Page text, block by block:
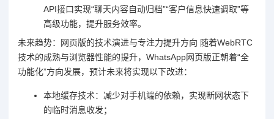
API接口实现“聊天内容自动归档”“客户信息快速调取”等
高级功能，提升服务效率。
未来趋势：网页版的技术演进与专注力提升方向 随着WebRTC
技术的成熟与浏览器性能的提升，WhatsApp网页版正朝着“全
功能化”方向发展，预计未来将实现以下改进：
本地缓存技术：减少对手机端的依赖，实现断网状态下
的临时消息收发；